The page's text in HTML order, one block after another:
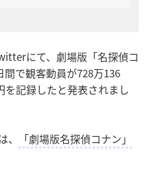
にて、劇場版「名探偵コ
で観客動員が728万136
を記録したと発表されまし
「劇場版名探偵コナン」